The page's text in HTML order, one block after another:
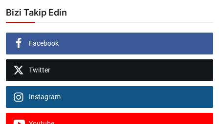
Bizi Takip Edin
Facebook
Twitter
Instagram